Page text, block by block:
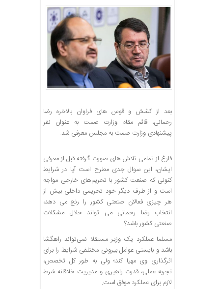
بعد از کشش و قوس های فراوان بالاخره رضا
رحمانی، قائم مقام وزارت صمت به عنوان نفر
پیشنهادی وزارت صمت به مجلس معرفی شد.
فارغ از تمامی تلاش های صورت گرفته قبل از معرفی
ایشان، این سوال جدی مطرح است آیا در شرایط
کنونی که صنعت کشور با تحریم‌های خارجی مواجه
است و از طرف دیگر خود تحریمی داخلی بیش از
هر چیزی فعالان صنعتی کشور را رنج می دهد،
انتخاب رضا رحمانی می تواند حلال مشکلات
صنعتی کشور باشد؟
مسلما عملکرد یک وزیر مستقلا نمی‌تواند راهگشا
باشد و بایستی عوامل بیرونی مختلفی شرایط را برای
اثرگذاری وی مهیا کند؛ ولی به طور کل تخصص،
تجربه عملی، قدرت راهبری و مدیریت خلاقانه شرط
لازم برای عملکرد موفق است.